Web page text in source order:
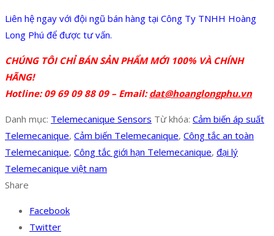
Liên hệ ngay với đội ngũ bán hàng tại Công Ty TNHH Hoàng
Long Phú để được tư vấn.
CHÚNG TÔI CHỈ BÁN SẢN PHẨM MỚI 100% VÀ CHÍNH
HÃNG!
Hotline: 09 69 09 88 09 – Email:dat@hoanglongphu.vn
Danh mục: Telemecanique Sensors Từ khóa: Cảm biến áp suất
Telemecanique, Cảm biến Telemecanique, Công tắc an toàn
Telemecanique, Công tắc giới hạn Telemecanique, đại lý
Telemecanique việt nam
Share
Facebook
Twitter